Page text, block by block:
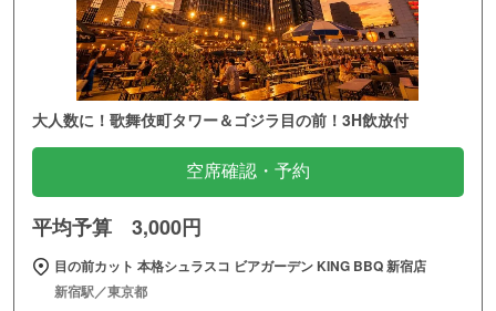
大人数に！歌舞伎町タワー＆ゴジラ目の前！3H飲放付
空席確認・予約
平均予算 3,000円
目の前カット 本格シュラスコ ビアガーデン KING BBQ 新宿店
新宿駅／東京都